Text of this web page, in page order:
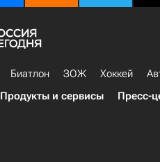
Биатлон ЗОЖ Хоккей
Продукты и сервисы Пресс-